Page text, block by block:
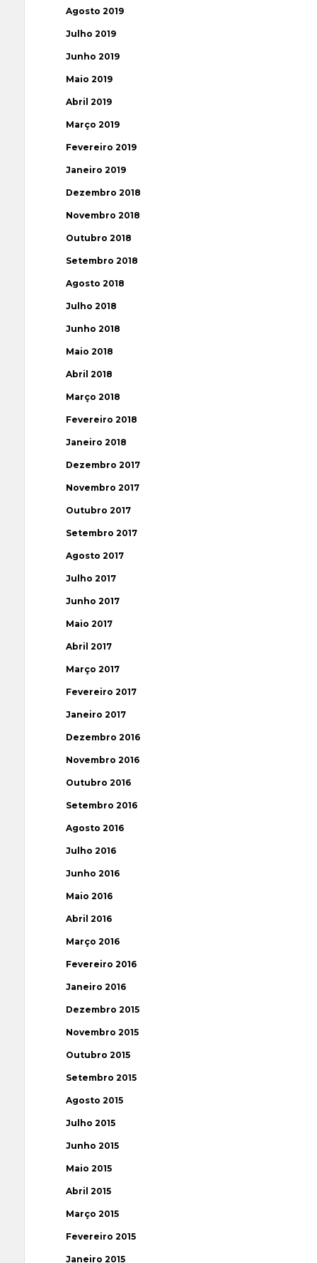
Agosto 2019
Julho 2019
Junho 2019
Maio 2019
Abril 2019
Março 2019
Fevereiro 2019
Janeiro 2019
Dezembro 2018
Novembro 2018
Outubro 2018
Setembro 2018
Agosto 2018
Julho 2018
Junho 2018
Maio 2018
Abril 2018
Março 2018
Fevereiro 2018
Janeiro 2018
Dezembro 2017
Novembro 2017
Outubro 2017
Setembro 2017
Agosto 2017
Julho 2017
Junho 2017
Maio 2017
Abril 2017
Março 2017
Fevereiro 2017
Janeiro 2017
Dezembro 2016
Novembro 2016
Outubro 2016
Setembro 2016
Agosto 2016
Julho 2016
Junho 2016
Maio 2016
Abril 2016
Março 2016
Fevereiro 2016
Janeiro 2016
Dezembro 2015
Novembro 2015
Outubro 2015
Setembro 2015
Agosto 2015
Julho 2015
Junho 2015
Maio 2015
Abril 2015
Março 2015
Fevereiro 2015
Janeiro 2015